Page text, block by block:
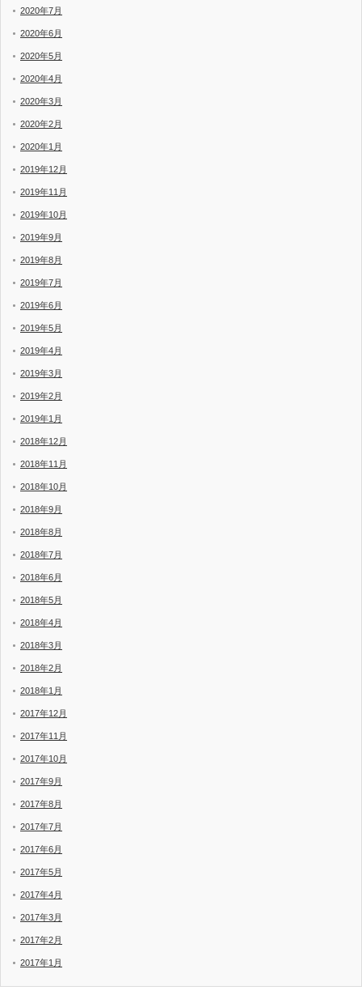
2020年7月
2020年6月
2020年5月
2020年4月
2020年3月
2020年2月
2020年1月
2019年12月
2019年11月
2019年10月
2019年9月
2019年8月
2019年7月
2019年6月
2019年5月
2019年4月
2019年3月
2019年2月
2019年1月
2018年12月
2018年11月
2018年10月
2018年9月
2018年8月
2018年7月
2018年6月
2018年5月
2018年4月
2018年3月
2018年2月
2018年1月
2017年12月
2017年11月
2017年10月
2017年9月
2017年8月
2017年7月
2017年6月
2017年5月
2017年4月
2017年3月
2017年2月
2017年1月